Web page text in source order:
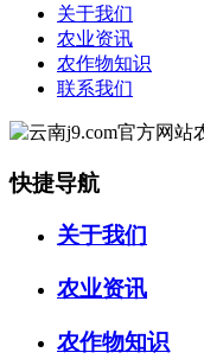
关于我们
农业资讯
农作物知识
联系我们
快捷导航
关于我们
农业资讯
农作物知识